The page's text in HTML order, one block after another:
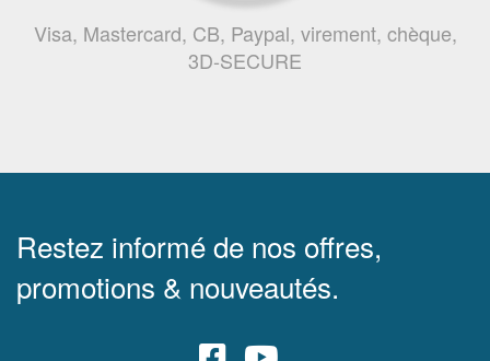
Visa, Mastercard, CB, Paypal, virement, chèque,
3D-SECURE
Restez informé de nos offres,
promotions & nouveautés.